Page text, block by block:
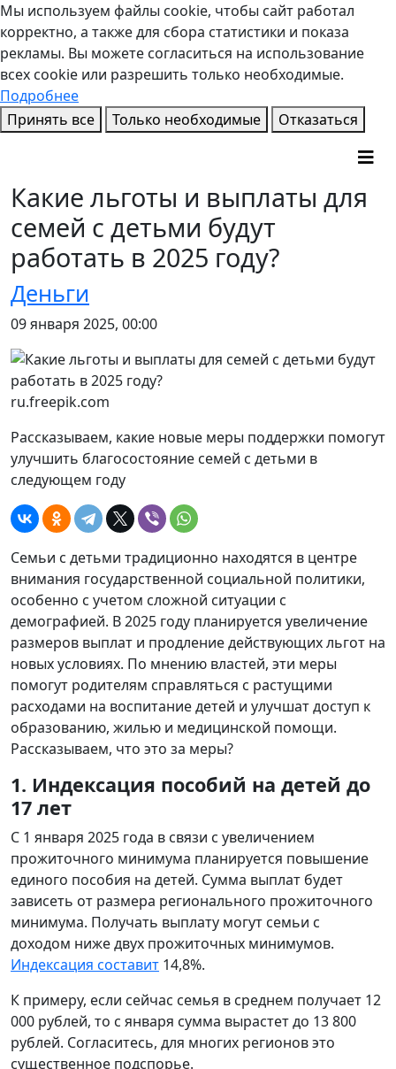
Мы используем файлы cookie, чтобы сайт работал
корректно, а также для сбора статистики и показа
рекламы. Вы можете согласиться на использование
всех cookie или разрешить только необходимые.
Подробнее
Принять все
Только необходимые Отказаться
Какие льготы и выплаты для
семей с детьми будут
работать в 2025 году?
Деньги
09 января 2025, 00:00
ru.freepik.com
Рассказываем, какие новые меры поддержки помогут
улучшить благосостояние семей с детьми в
следующем году
Семьи с детьми традиционно находятся в центре
внимания государственной социальной политики,
особенно с учетом сложной ситуации с
демографией. В 2025 году планируется увеличение
размеров выплат и продление действующих льгот на
новых условиях. По мнению властей, эти меры
помогут родителям справляться с растущими
расходами на воспитание детей и улучшат доступ к
образованию, жилью и медицинской помощи.
Рассказываем, что это за меры?
1. Индексация пособий на детей до
17 лет
С 1 января 2025 года в связи с увеличением
прожиточного минимума планируется повышение
единого пособия на детей. Сумма выплат будет
зависеть от размера регионального прожиточного
минимума. Получать выплату могут семьи с
доходом ниже двух прожиточных минимумов.
Индексация составит 14,8%.
К примеру, если сейчас семья в среднем получает 12
000 рублей, то с января сумма вырастет до 13 800
рублей. Согласитесь, для многих регионов это
существенное подспорье.